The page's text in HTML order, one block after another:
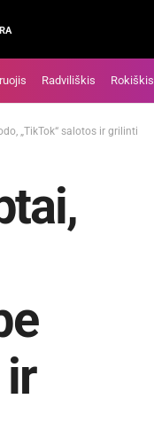
Radviliškis Rokiškis
„TikTok“ salotos ir grilinti